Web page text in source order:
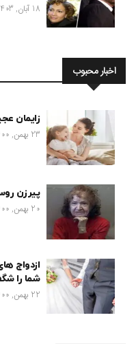
18 آبان, 1403
اخبار محبوب
زایمان
23 بهمن, 1400
پیرزن روسی 68 ساله
20 بهمن, 1400
ازدواج
شما را
22 بهمن, 1400